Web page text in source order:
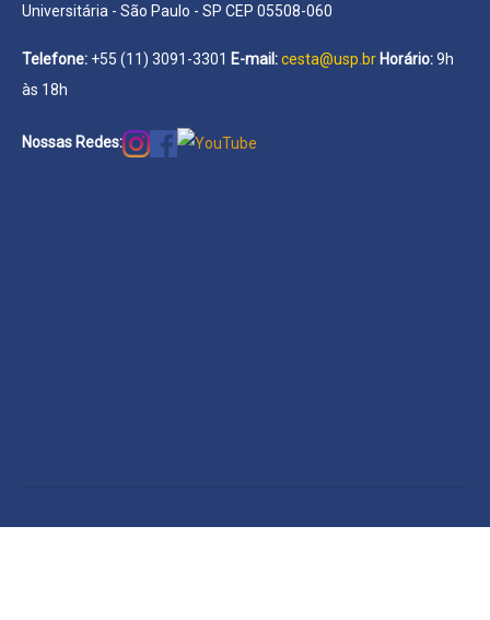
Universitária - São Paulo - SP CEP 05508-060
Telefone: +55 (11) 3091-3301 E-mail:cesta@usp.br Horário:9h
às 18h
Nossas Redes: